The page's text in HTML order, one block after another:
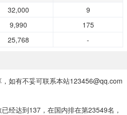
32,000
9
9,990
175
25,768 -
如有不妥可联系本站123456@qq.com
达到137，在国内排在第23549名，